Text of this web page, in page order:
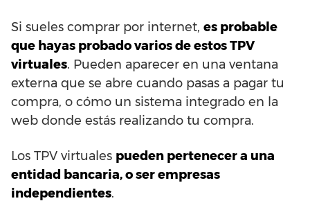
Si sueles comprar por internet, es probable
que hayas probado varios de estos TPV
virtuales. Pueden aparecer en una ventana
externa que se abre cuando pasas a pagar tu
compra, o cómo un sistema integrado en la
web donde estás realizando tu compra.
Los TPV virtuales pueden pertenecer a una
entidad bancaria, o ser empresas
independientes.